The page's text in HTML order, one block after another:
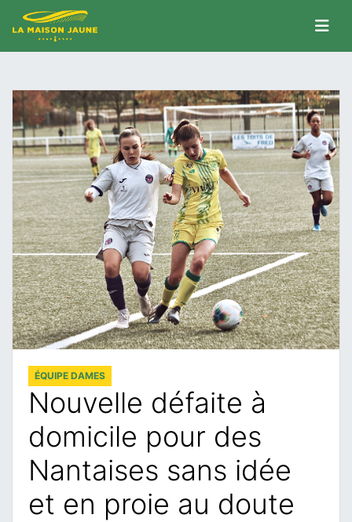
ÉQUIPE DAMES
Nouvelle défaite à
domicile pour des
Nantaises sans idée
et en proie au doute